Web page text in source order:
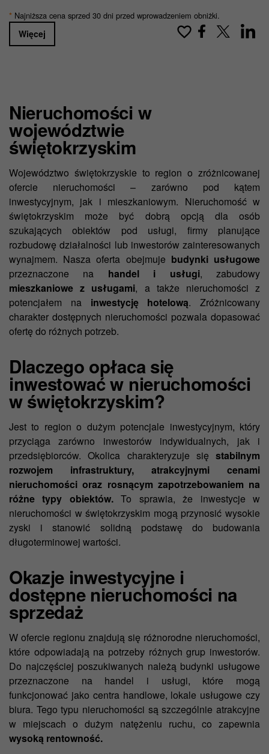
* Najniższa cena sprzed 30 dni przed wprowadzeniem obniżki.
Więcej
Nieruchomości w
województwie
świętokrzyskim
Województwo świętokrzyskie to region o zróżnicowanej
ofercie nieruchomości – zarówno pod kątem
inwestycyjnym, jak i mieszkaniowym. Nieruchomość w
świętokrzyskim może być dobrą opcją dla osób
szukających obiektów pod usługi, firmy planujące
rozbudowę działalności lub inwestorów zainteresowanych
wynajmem. Nasza oferta obejmuje budynki usługowe
przeznaczone na handel i usługi, zabudowy
mieszkaniowe z usługami, a także nieruchomości z
potencjałem na inwestycję hotelową. Zróżnicowany
charakter dostępnych nieruchomości pozwala dopasować
ofertę do różnych potrzeb.
Dlaczego opłaca się
inwestować w nieruchomości
w świętokrzyskim?
Jest to region o dużym potencjale inwestycyjnym, który
przyciąga zarówno inwestorów indywidualnych, jak i
przedsiębiorców. Okolica charakteryzuje się stabilnym
rozwojem infrastruktury, atrakcyjnymi cenami
nieruchomości oraz rosnącym zapotrzebowaniem na
różne typy obiektów.To sprawia, że inwestycje w
nieruchomości w świętokrzyskim mogą przynosić wysokie
zyski i stanowić solidną podstawę do budowania
długoterminowej wartości.
Okazje inwestycyjne i
dostępne nieruchomości na
sprzedaż
W ofercie regionu znajdują się różnorodne nieruchomości,
które odpowiadają na potrzeby różnych grup inwestorów.
Do najczęściej poszukiwanych należą budynki usługowe
przeznaczone na handel i usługi, które mogą
funkcjonować jako centra handlowe, lokale usługowe czy
biura. Tego typu nieruchomości są szczególnie atrakcyjne
w miejscach o dużym natężeniu ruchu, co zapewnia
wysoką rentowność.